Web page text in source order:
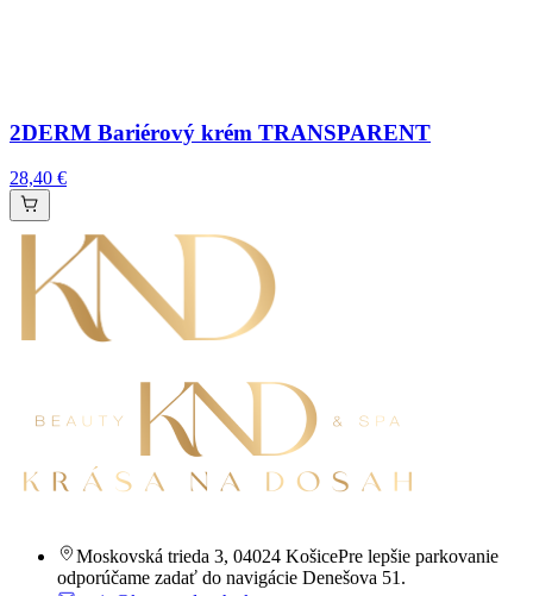
2DERM Bariérový krém TRANSPARENT
28,40 €
Moskovská trieda 3, 04024 KošicePre lepšie parkovanie
odporúčame zadať do navigácie Denešova 51.